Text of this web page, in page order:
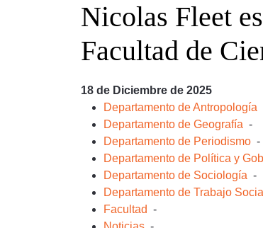
Nicolas Fleet
Facultad de
18 de Diciembre de 2025
Departamento de Antropología
Departamento de Geografía -
Departamento de Periodismo -
Departamento de Política y
Departamento de Sociología -
Departamento de Trabajo Social
Facultad -